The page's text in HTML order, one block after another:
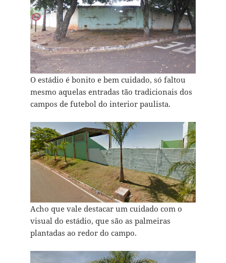
O estádio é bonito e bem cuidado, só faltou
mesmo aquelas entradas tão tradicionais dos
campos de futebol do interior paulista.
Acho que vale destacar um cuidado com o
visual do estádio, que são as palmeiras
plantadas ao redor do campo.